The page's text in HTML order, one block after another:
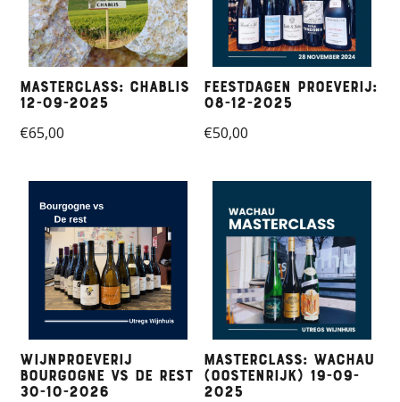
Masterclass: Chablis
12-09-2025
€65,00
Feestdagen proeverij:
08-12-2025
€50,00
Wijnproeverij
Bourgogne vs de Rest
30-10-2026
Masterclass: Wachau
(Oostenrijk) 19-09-
2025